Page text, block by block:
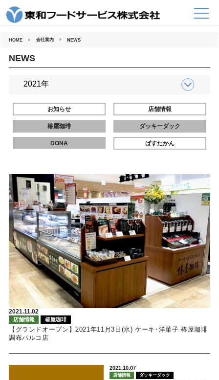
HOME 会社案内 NEWS
NEWS
お知らせ 店舗情報
椿屋珈琲 ダッキーダック
DONA ぱすたかん
2021.11.02
店舗情報 椿屋珈琲
【グランドオープン】2021年11月3日(水) ケーキ･洋菓子 椿屋珈琲
調布パルコ店
2021.10.07
店舗情報 ダッキーダック